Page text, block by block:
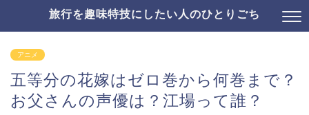
旅行を趣味特技にしたい人のひとりごち
アニメ
五等分の花嫁はゼロ巻から何巻まで？
お父さんの声優は？江場って誰？